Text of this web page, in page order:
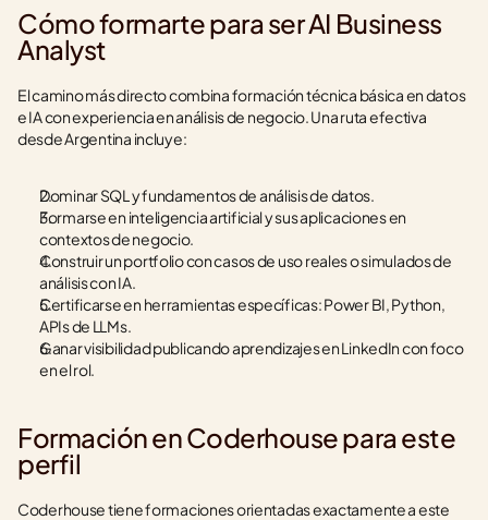
Cómo formarte para ser AI Business
Analyst
El camino más directo combina formación técnica básica en datos
e IA con experiencia en análisis de negocio. Una ruta efectiva
desde Argentina incluye:
Dominar SQL y fundamentos de análisis de datos.
Formarse en inteligencia artificial y sus aplicaciones en
contextos de negocio.
Construir un portfolio con casos de uso reales o simulados de
análisis con IA.
Certificarse en herramientas específicas: Power BI, Python,
APIs de LLMs.
Ganar visibilidad publicando aprendizajes en LinkedIn con foco
en el rol.
Formación en Coderhouse para este
perfil
Coderhouse tiene formaciones orientadas exactamente a este